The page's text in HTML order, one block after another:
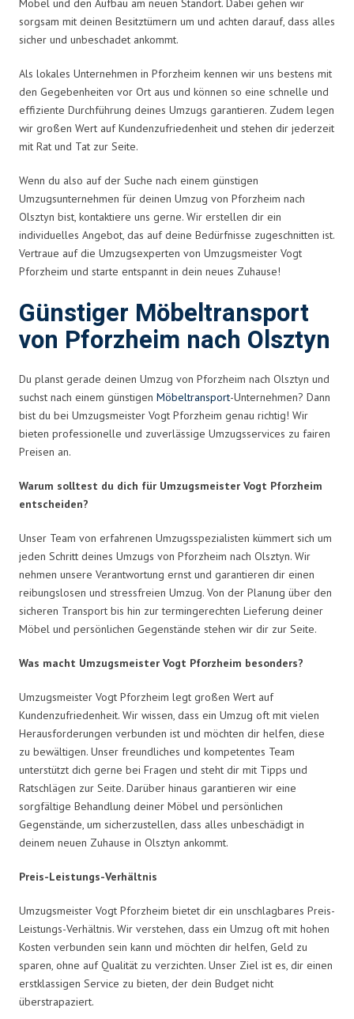
Möbel und den Aufbau am neuen Standort. Dabei gehen wir
sorgsam mit deinen Besitztümern um und achten darauf, dass alles
sicher und unbeschadet ankommt.
Als lokales Unternehmen in Pforzheim kennen wir uns bestens mit
den Gegebenheiten vor Ort aus und können so eine schnelle und
effiziente Durchführung deines Umzugs garantieren. Zudem legen
wir großen Wert auf Kundenzufriedenheit und stehen dir jederzeit
mit Rat und Tat zur Seite.
Wenn du also auf der Suche nach einem günstigen
Umzugsunternehmen für deinen Umzug von Pforzheim nach
Olsztyn bist, kontaktiere uns gerne. Wir erstellen dir ein
individuelles Angebot, das auf deine Bedürfnisse zugeschnitten ist.
Vertraue auf die Umzugsexperten von Umzugsmeister Vogt
Pforzheim und starte entspannt in dein neues Zuhause!
Günstiger Möbeltransport
von Pforzheim nach Olsztyn
Du planst gerade deinen Umzug von Pforzheim nach Olsztyn und
suchst nach einem günstigen Möbeltransport-Unternehmen? Dann
bist du bei Umzugsmeister Vogt Pforzheim genau richtig! Wir
bieten professionelle und zuverlässige Umzugsservices zu fairen
Preisen an.
Warum solltest du dich für Umzugsmeister Vogt Pforzheim
entscheiden?
Unser Team von erfahrenen Umzugsspezialisten kümmert sich um
jeden Schritt deines Umzugs von Pforzheim nach Olsztyn. Wir
nehmen unsere Verantwortung ernst und garantieren dir einen
reibungslosen und stressfreien Umzug. Von der Planung über den
sicheren Transport bis hin zur termingerechten Lieferung deiner
Möbel und persönlichen Gegenstände stehen wir dir zur Seite.
Was macht Umzugsmeister Vogt Pforzheim besonders?
Umzugsmeister Vogt Pforzheim legt großen Wert auf
Kundenzufriedenheit. Wir wissen, dass ein Umzug oft mit vielen
Herausforderungen verbunden ist und möchten dir helfen, diese
zu bewältigen. Unser freundliches und kompetentes Team
unterstützt dich gerne bei Fragen und steht dir mit Tipps und
Ratschlägen zur Seite. Darüber hinaus garantieren wir eine
sorgfältige Behandlung deiner Möbel und persönlichen
Gegenstände, um sicherzustellen, dass alles unbeschädigt in
deinem neuen Zuhause in Olsztyn ankommt.
Preis-Leistungs-Verhältnis
Umzugsmeister Vogt Pforzheim bietet dir ein unschlagbares Preis-
Leistungs-Verhältnis. Wir verstehen, dass ein Umzug oft mit hohen
Kosten verbunden sein kann und möchten dir helfen, Geld zu
sparen, ohne auf Qualität zu verzichten. Unser Ziel ist es, dir einen
erstklassigen Service zu bieten, der dein Budget nicht
überstrapaziert.